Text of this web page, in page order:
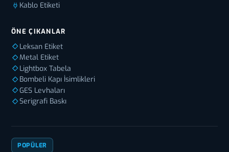
Kablo Etiketi
ÖNE ÇIKANLAR
Leksan Etiket
Metal Etiket
Lightbox Tabela
Bombeli Kapı İsimlikleri
GES Levhaları
Serigrafi Baskı
POPÜLER